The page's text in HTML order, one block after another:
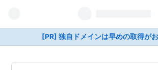
[PR] 独自ドメインは早めの取得が